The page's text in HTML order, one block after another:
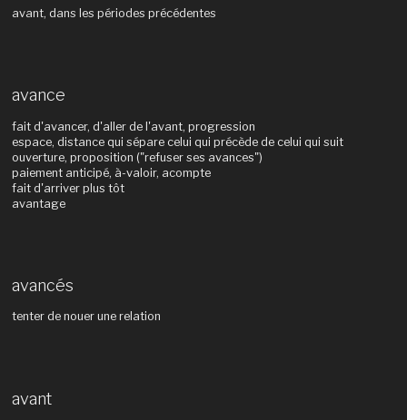
avant, dans les périodes précédentes
avance
fait d'avancer, d'aller de l'avant, progression
espace, distance qui sépare celui qui précède de celui qui suit
ouverture, proposition ("refuser ses avances")
paiement anticipé, à-valoir, acompte
fait d'arriver plus tôt
avantage
avancés
tenter de nouer une relation
avant